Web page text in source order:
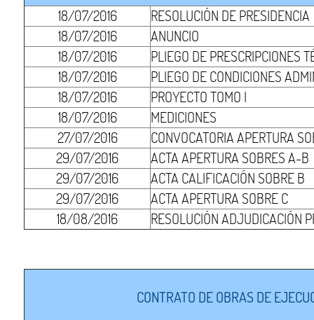
18/07/2016
RESOLUCIÓN DE PRESIDENCIA
18/07/2016
ANUNCIO
18/07/2016
PLIEGO DE PRESCRIPCIONES
18/07/2016
PLIEGO DE CONDICIONES
18/07/2016
PROYECTO TOMO I
18/07/2016
MEDICIONES
27/07/2016
CONVOCATORIA APERTURA
29/07/2016
ACTA APERTURA SOBRES A-B
29/07/2016
ACTA CALIFICACIÓN SOBRE B
29/07/2016
ACTA APERTURA SOBRE C
18/08/2016
RESOLUCIÓN ADJUDICACIÓN
CONTRATO DE OBRAS DE